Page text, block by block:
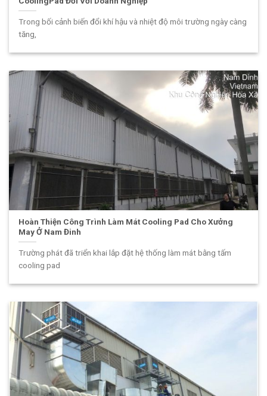
Trong bối cảnh biến đổi khí hậu và nhiệt độ môi trường ngày càng
tăng,
Hoàn Thiện Công Trình Làm Mát Cooling Pad Cho Xưởng
May Ở Nam Đinh
Trường phát đã triển khai lắp đặt hệ thống làm mát bằng tấm
cooling pad